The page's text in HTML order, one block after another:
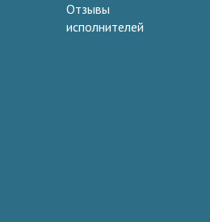
Отзывы
исполнителей